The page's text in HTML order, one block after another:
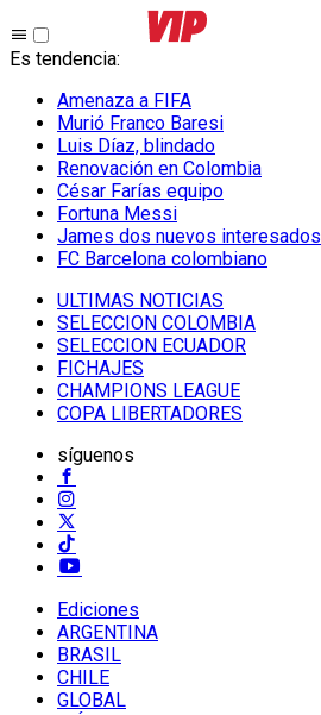
Es tendencia:
Amenaza a FIFA
Murió Franco Baresi
Luis Díaz, blindado
Renovación en Colombia
César Farías equipo
Fortuna Messi
James dos nuevos interesados
FC Barcelona colombiano
ULTIMAS NOTICIAS
SELECCION COLOMBIA
SELECCION ECUADOR
FICHAJES
CHAMPIONS LEAGUE
COPA LIBERTADORES
síguenos
Ediciones
ARGENTINA
BRASIL
CHILE
GLOBAL